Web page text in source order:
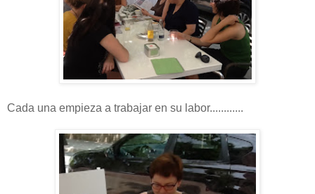
Cada una empieza a trabajar en su labor............